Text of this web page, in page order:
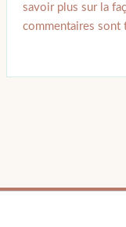
savoir plus sur la
commentaires sont